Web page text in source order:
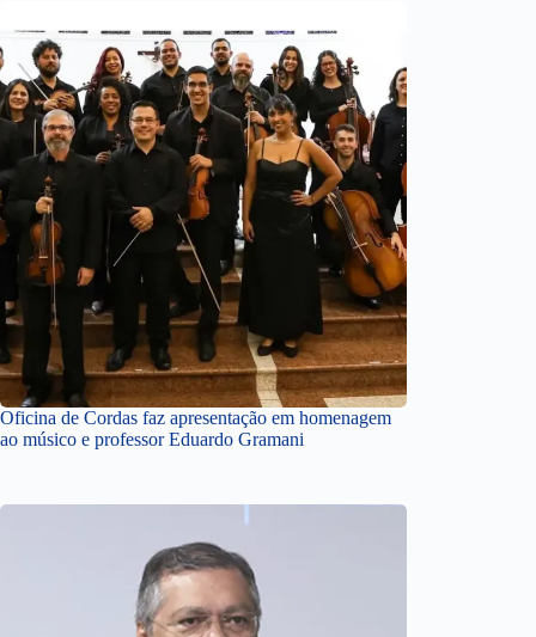
Oficina de Cordas faz apresentação em homenagem
ao músico e professor Eduardo Gramani